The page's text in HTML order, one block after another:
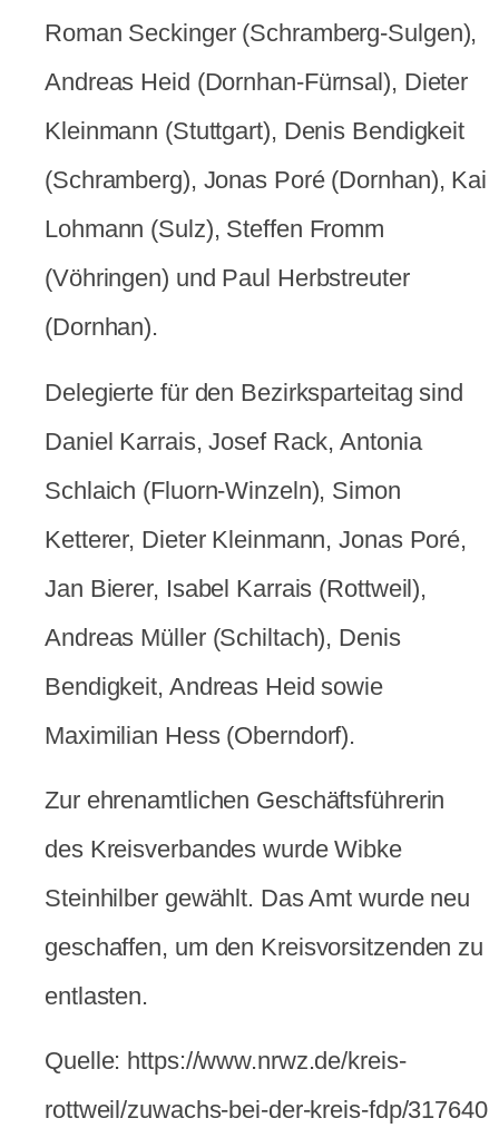
Roman Seckinger (Schramberg-Sulgen),
Andreas Heid (Dornhan-Fürnsal), Dieter
Kleinmann (Stuttgart), Denis Bendigkeit
(Schramberg), Jonas Poré (Dornhan), Kai
Lohmann (Sulz), Steffen Fromm
(Vöhringen) und Paul Herbstreuter
(Dornhan).
Delegierte für den Bezirksparteitag sind
Daniel Karrais, Josef Rack, Antonia
Schlaich (Fluorn-Winzeln), Simon
Ketterer, Dieter Kleinmann, Jonas Poré,
Jan Bierer, Isabel Karrais (Rottweil),
Andreas Müller (Schiltach), Denis
Bendigkeit, Andreas Heid sowie
Maximilian Hess (Oberndorf).
Zur ehrenamtlichen Geschäftsführerin
des Kreisverbandes wurde Wibke
Steinhilber gewählt. Das Amt wurde neu
geschaffen, um den Kreisvorsitzenden zu
entlasten.
Quelle: https://www.nrwz.de/kreis-
rottweil/zuwachs-bei-der-kreis-fdp/317640